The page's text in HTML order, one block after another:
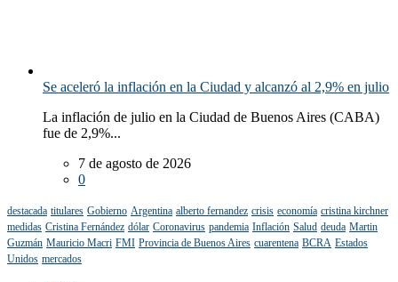
Se aceleró la inflación en la Ciudad y alcanzó al 2,9% en julio
La inflación de julio en la Ciudad de Buenos Aires (CABA)
fue de 2,9%...
7 de agosto de 2026
0
destacada titulares Gobierno Argentina alberto fernandez crisis economía cristina kirchner
medidas Cristina Fernández dólar Coronavirus pandemia Inflación Salud deuda Martin
Guzmán Mauricio Macri FMI Provincia de Buenos Aires cuarentena BCRA Estados
Unidos mercados